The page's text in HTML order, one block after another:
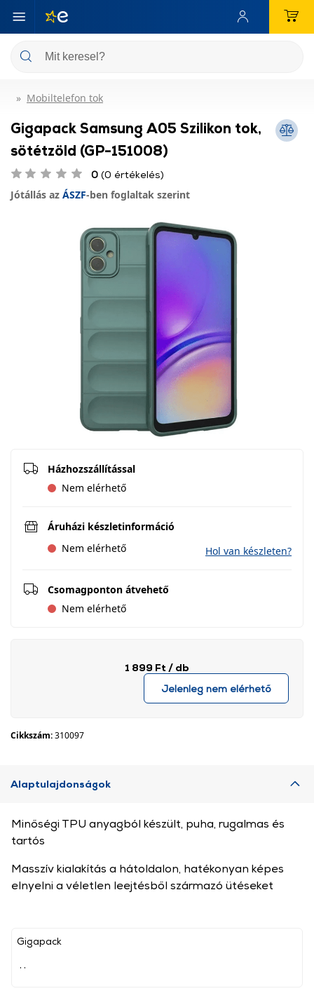
Mobiltelefon tok
Gigapack Samsung A05 Szilikon tok,
sötétzöld (GP-151008)
0 (0 értékelés)
Jótállás az ÁSZF-ben foglaltak szerint
Házhozszállítással
Nem elérhető
Áruházi készletinformáció
Nem elérhető
Hol van készleten?
Csomagponton átvehető
Nem elérhető
1 899 Ft / db
Jelenleg nem elérhető
Cikkszám:310097
Alaptulajdonságok
Gigapack
Minőségi TPU anyagból készült, puha, rugalmas és
tartós
Masszív kialakítás a hátoldalon, hatékonyan képes
elnyelni a véletlen leejtésből származó ütéseket